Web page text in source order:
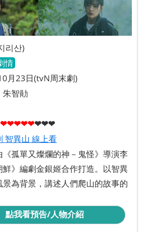
리산)
情
月23日(tvN周末劇)
朱智勛
❤❤❤
智異山 線上看
《孤單又燦爛的神－鬼怪》導演李
鮮》編劇金銀姬合作打造。以智異
為背景，講述人們爬山的故事的
點我看預告/人物介紹